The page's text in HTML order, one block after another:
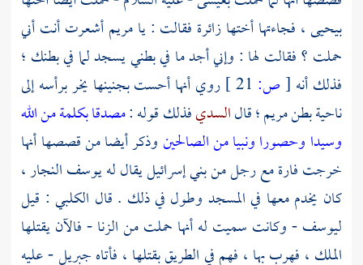
بيحيى ، فجاءتها أختها زائرة فقالت : يامريمأشعرت أنت أني
حملت ؟ فقالت لها : وإني أجد ما في بطني يسجد لما في بطنك ؛
فذلك أنه [ص:
روي أنها أحست بجنينها يخر برأسه إلى
ناحية بطنمريم ؛قالالسديفذلك قوله :مصدقا بكلمة من الله
وسيدا وحصورا ونبيا من الصالحينوذكر أيضا من قصصها أنها
خرجت فارة مع رجل منبني إسرائيليقال لهيوسف النجار ،
كان يخدم معها في المسجد وطول في ذلك . قال الكلبي : قيل
ليوسف- وكانت سميت له أنها حملت من الزنا - فالآن يقتلها
الملك ، فهرب بها ، فهم في الطريق بقتلها ، فأتاهجبريل- عليه